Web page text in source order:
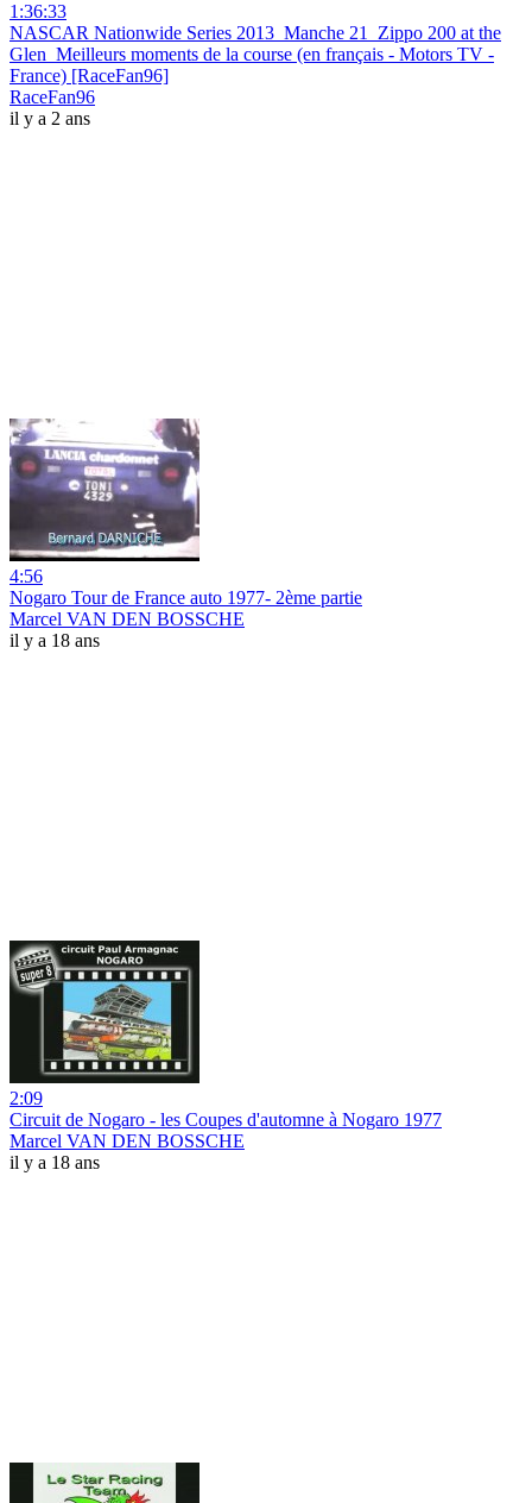
1:36:33
NASCAR Nationwide Series 2013_Manche 21_Zippo 200 at the
Glen_Meilleurs moments de la course (en français - Motors TV -
France) [RaceFan96]
RaceFan96
il y a 2 ans
4:56
Nogaro Tour de France auto 1977- 2ème partie
Marcel VAN DEN BOSSCHE
il y a 18 ans
2:09
Circuit de Nogaro - les Coupes d'automne à Nogaro 1977
Marcel VAN DEN BOSSCHE
il y a 18 ans